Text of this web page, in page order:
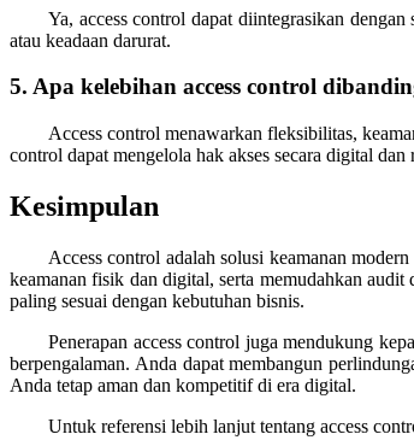
Ya, access control dapat diintegrasikan
atau keadaan darurat.
5. Apa kelebihan access control
Access control menawarkan fleksibilitas,
control dapat mengelola hak akses secara digital dan
Kesimpulan
Access control adalah solusi keamanan
keamanan fisik dan digital, serta memudahkan
paling sesuai dengan kebutuhan bisnis.
Penerapan access control juga mendukung
berpengalaman. Anda dapat membangun
Anda tetap aman dan kompetitif di era digital.
Untuk referensi lebih lanjut tentang access